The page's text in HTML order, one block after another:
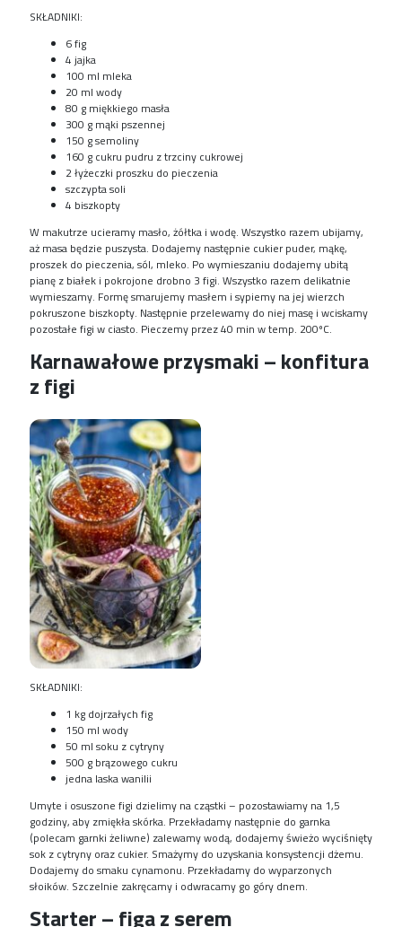
SKŁADNIKI:
6 fig
4 jajka
100 ml mleka
20 ml wody
80 g miękkiego masła
300 g mąki pszennej
150 g semoliny
160 g cukru pudru z trzciny cukrowej
2 łyżeczki proszku do pieczenia
szczypta soli
4 biszkopty
W makutrze ucieramy masło, żółtka i wodę. Wszystko razem ubijamy,
aż masa będzie puszysta. Dodajemy następnie cukier puder, mąkę,
proszek do pieczenia, sól, mleko. Po wymieszaniu dodajemy ubitą
pianę z białek i pokrojone drobno 3 figi. Wszystko razem delikatnie
wymieszamy. Formę smarujemy masłem i sypiemy na jej wierzch
pokruszone biszkopty. Następnie przelewamy do niej masę i wciskamy
pozostałe figi w ciasto. Pieczemy przez 40 min w temp. 200ºC.
Karnawałowe przysmaki – konfitura
z figi
SKŁADNIKI:
1 kg dojrzałych fig
150 ml wody
50 ml soku z cytryny
500 g brązowego cukru
jedna laska wanilii
Umyte i osuszone figi dzielimy na cząstki – pozostawiamy na 1,5
godziny, aby zmiękła skórka. Przekładamy następnie do garnka
(polecam garnki żeliwne) zalewamy wodą, dodajemy świeżo wyciśnięty
sok z cytryny oraz cukier. Smażymy do uzyskania konsystencji dżemu.
Dodajemy do smaku cynamonu. Przekładamy do wyparzonych
słoików. Szczelnie zakręcamy i odwracamy go góry dnem.
Starter – figa z serem